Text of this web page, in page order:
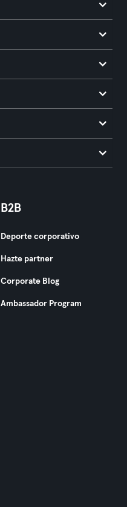
B2B
Deporte corporativo
Hazte partner
Corporate Blog
Ambassador Program